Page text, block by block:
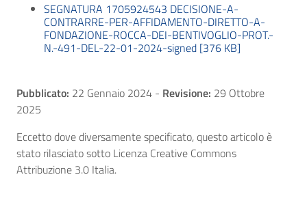
SEGNATURA 1705924543 DECISIONE-A-
CONTRARRE-PER-AFFIDAMENTO-DIRETTO-A-
FONDAZIONE-ROCCA-DEI-BENTIVOGLIO-PROT.-
N.-491-DEL-22-01-2024-signed [376 KB]
Pubblicato: 22 Gennaio 2024 - Revisione: 29 Ottobre
2025
Eccetto dove diversamente specificato, questo articolo è
stato rilasciato sotto Licenza Creative Commons
Attribuzione 3.0 Italia.